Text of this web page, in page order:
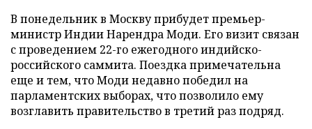
В понедельник в Москву прибудет премьер-
министр Индии Нарендра Моди. Его визит связан
с проведением 22-го ежегодного индийско-
российского саммита. Поездка примечательна
еще и тем, что Моди недавно победил на
парламентских выборах, что позволило ему
возглавить правительство в третий раз подряд.